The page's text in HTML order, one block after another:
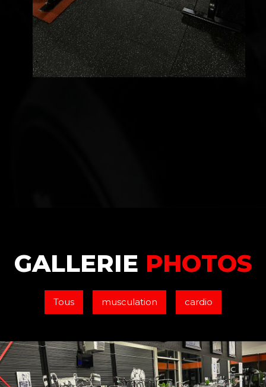
GALLERIE PHOTOS
Tous musculation cardio